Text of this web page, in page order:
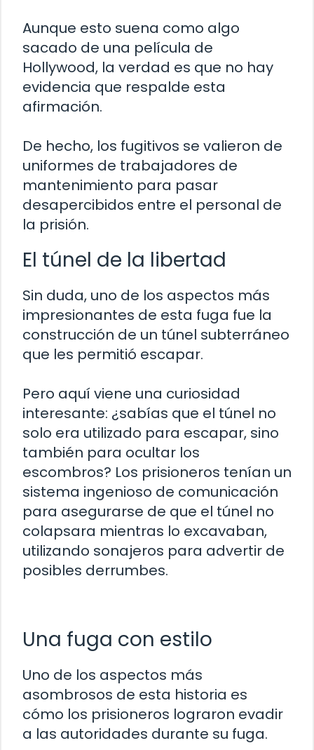
Aunque esto suena como algo
sacado de una película de
Hollywood, la verdad es que no hay
evidencia que respalde esta
afirmación.
De hecho, los fugitivos se valieron de
uniformes de trabajadores de
mantenimiento para pasar
desapercibidos entre el personal de
la prisión.
El túnel de la libertad
Sin duda, uno de los aspectos más
impresionantes de esta fuga fue la
construcción de un túnel subterráneo
que les permitió escapar.
Pero aquí viene una curiosidad
interesante: ¿sabías que el túnel no
solo era utilizado para escapar, sino
también para ocultar los
escombros? Los prisioneros tenían un
sistema ingenioso de comunicación
para asegurarse de que el túnel no
colapsara mientras lo excavaban,
utilizando sonajeros para advertir de
posibles derrumbes.
Una fuga con estilo
Uno de los aspectos más
asombrosos de esta historia es
cómo los prisioneros lograron evadir
a las autoridades durante su fuga.